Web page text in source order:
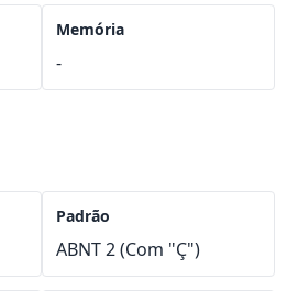
Memória
-
Padrão
ABNT 2 (Com "Ç")